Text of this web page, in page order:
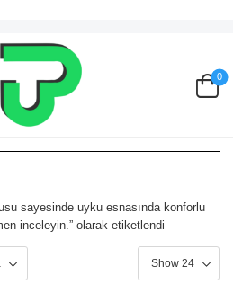
0
sayesinde uyku esnasında konforlu
inceleyin.” olarak etiketlendi